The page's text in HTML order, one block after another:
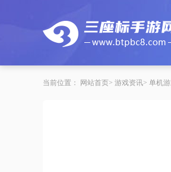
当前位置： 网站首页 游戏资讯 单机